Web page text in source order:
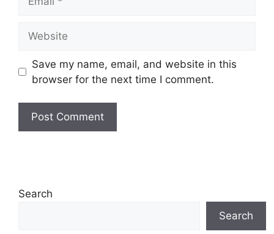
Save my name, email, and website in this
browser for the next time I comment.
Search
Search